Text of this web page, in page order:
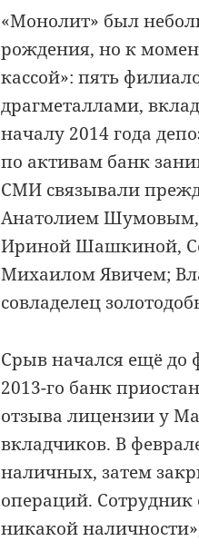
«Монолит» был
рождения, но к
кассой»: пять
драгметаллами,
началу 2014 года
по активам банк
СМИ связывали
Анатолием Шумовым,
Ириной Шашкиной,
Михаилом Явичем;
совладелец
Срыв начался ещё до
2013-го банк
отзыва лицензии у
вкладчиков. В
наличных, затем
операций. Сотрудник
никакой